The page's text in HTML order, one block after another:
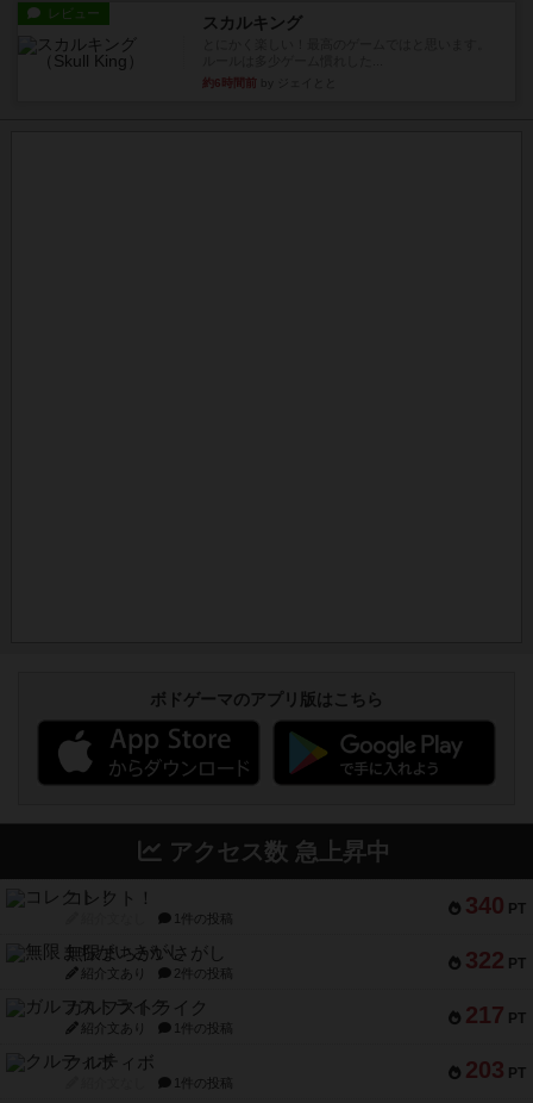
レビュー スカルキング
約6時間前
ボドゲーマのアプリ版はこちら
アクセス数 急上昇中
340 PT
コレクト！
1件の投稿
322 PT
無限まちがいさがし
紹介文あり 2件の投稿
217 PT
ガルフストライク
紹介文あり 1件の投稿
203 PT
クルティボ
1件の投稿